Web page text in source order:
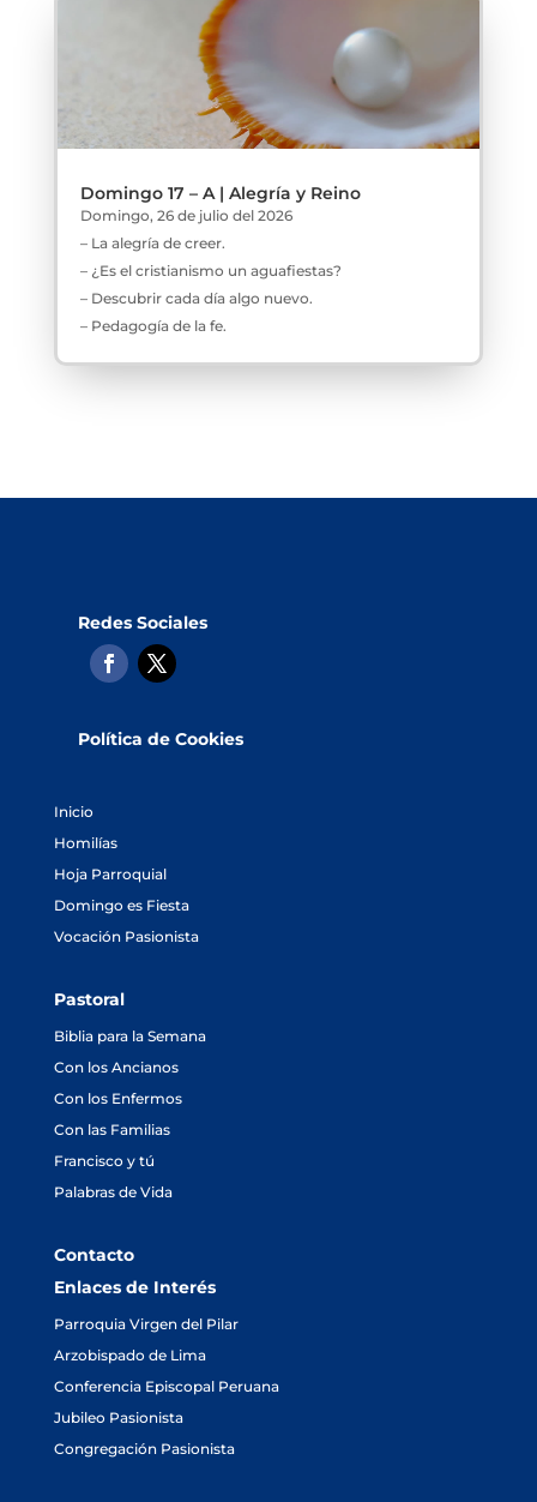
Domingo 17 – A | Alegría y Reino
Domingo, 26 de julio del 2026
– La alegría de creer.
– ¿Es el cristianismo un aguafiestas?
– Descubrir cada día algo nuevo.
– Pedagogía de la fe.
Redes Sociales
Política de Cookies
Inicio
Homilías
Hoja Parroquial
Domingo es Fiesta
Vocación Pasionista
Pastoral
Biblia para la Semana
Con los Ancianos
Con los Enfermos
Con las Familias
Francisco y tú
Palabras de Vida
Contacto
Enlaces de Interés
Parroquia Virgen del Pilar
Arzobispado de Lima
Conferencia Episcopal Peruana
Jubileo Pasionista
Congregación Pasionista